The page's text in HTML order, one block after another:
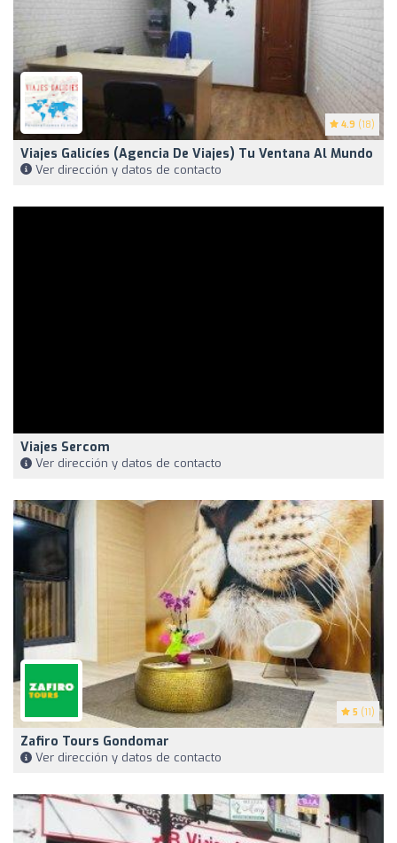
4.9 (18)
Viajes Galicíes (agencia De Viajes) Tu Ventana Al Mundo
Ver dirección y datos de contacto
Viajes Sercom
Ver dirección y datos de contacto
5 (11)
Zafiro Tours Gondomar
Ver dirección y datos de contacto